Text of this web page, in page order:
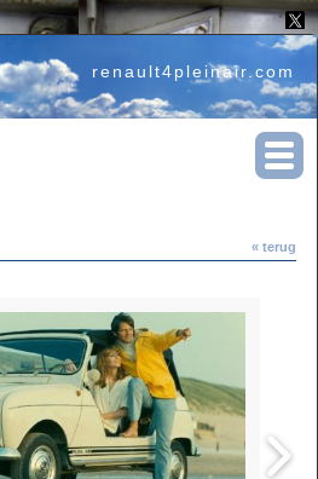
renault4pleinair.com
« terug